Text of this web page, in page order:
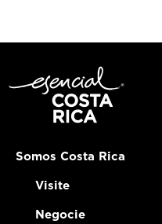
Somos Costa Rica
Visite
Negocie